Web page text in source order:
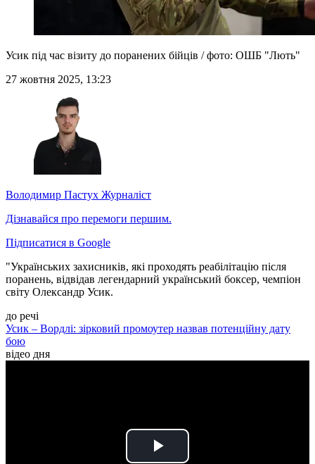
Усик під час візиту до поранених бійців / фото: ОШБ "Лють"
27 жовтня 2025, 13:23
Володимир Пастух Журналіст
Дізнавайся про перемоги першим.
Підписатися в Google
"Українських захисників, які проходять реабілітацію після
поранень, відвідав легендарний український боксер, чемпіон
світу Олександр Усик.
до речі
Усик – Вордлі: зірковий промоутер назвав потенційну дату
бою
відео дня